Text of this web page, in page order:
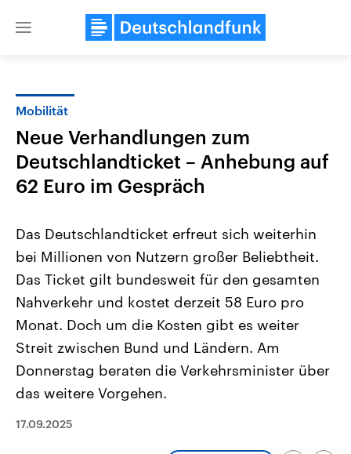
Close
Landtagswahl Sachsen-Anhalt
2026
Alle Informationen
Sachsen-Anhalt wählt am 6.
September 2026 einen neuen
Bundesland von einer Koalition aus
Umfragen, Prognosen,
Wahlprogramme, aktuelle Berichte
und Hintergründe zu den Parteien
Wahl.
USA
Aktuelle Beiträge,
Hintergründe
Wirtschaftlich und
gehören die Vereinigten
den mächtigsten Ländern
mit großem Einfluss auf
Sendungen Programm
Mobilität
Neue Verhandlungen zum
Deutschlandticket – Anhebung auf
62 Euro im Gespräch
Das Deutschlandticket erfreut sich weiterhin
bei Millionen von Nutzern großer Beliebtheit.
Das Ticket gilt bundesweit für den gesamten
Nahverkehr und kostet derzeit 58 Euro pro
Monat. Doch um die Kosten gibt es weiter
Streit zwischen Bund und Ländern. Am
Donnerstag beraten die Verkehrsminister über
das weitere Vorgehen.
17.09.2025